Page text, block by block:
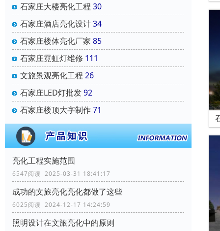
石家庄大楼亮化工程 30
石家庄酒店亮化设计34
石家庄楼体亮化厂家 85
石家庄霓虹灯维修 111
文旅景观亮化工程 26
石家庄LED灯批发92
石家庄楼顶大字制作71
亮化工程实施范围
6547阅读 2025-03-31 18:41:17
成功的文旅亮化亮化都做了这些
6025阅读 2024-12-17 14:24:59
照明设计在文旅亮化中的原则